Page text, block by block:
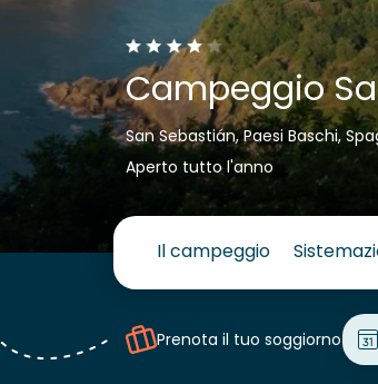
Campeggio
San Sebastián, Paesi Baschi,
Aperto tutto l'anno
Il campeggio
Prenota il tuo soggiorno